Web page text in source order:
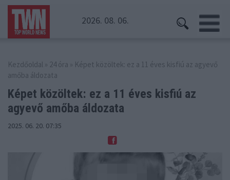
2026. 08. 06.
Kezdőoldal » 24 óra » Képet közöltek: ez a 11 éves kisfiú az agyevő
amőba áldozata
Képet közöltek: ez a 11 éves kisfiú az
agyevő amőba áldozata
2025. 06. 20. 07:35